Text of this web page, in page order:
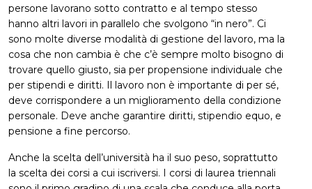
persone lavorano sotto contratto e al tempo stesso
hanno altri lavori in parallelo che svolgono “in nero”. Ci
sono molte diverse modalità di gestione del lavoro, ma la
cosa che non cambia è che c’è sempre molto bisogno di
trovare quello giusto, sia per propensione individuale che
per stipendi e diritti. Il lavoro non è importante di per sé,
deve corrispondere a un miglioramento della condizione
personale. Deve anche garantire diritti, stipendio equo, e
pensione a fine percorso.
Anche la scelta dell’università ha il suo peso, soprattutto
la scelta dei corsi a cui iscriversi. I corsi di laurea triennali